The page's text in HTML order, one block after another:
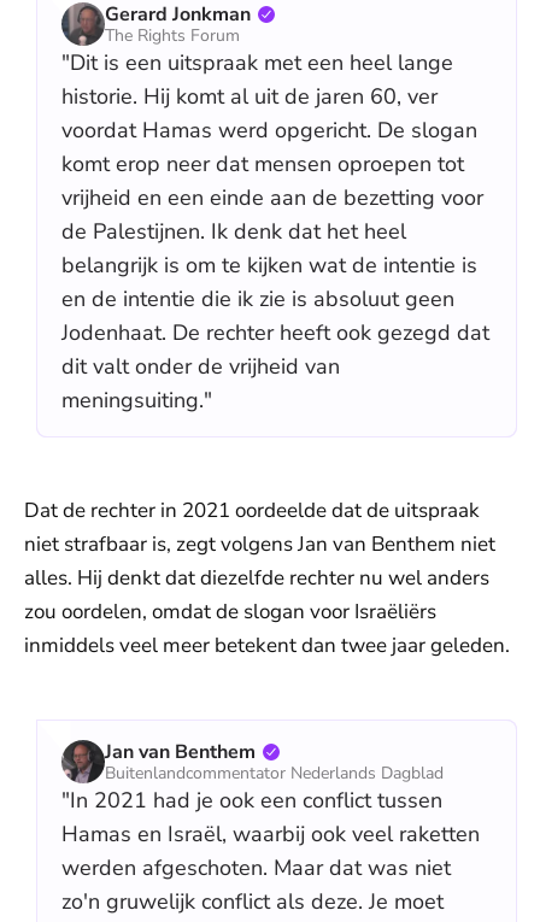
Gerard Jonkman
The Rights Forum
"Dit is een uitspraak met een heel lange
historie. Hij komt al uit de jaren 60, ver
voordat Hamas werd opgericht. De slogan
komt erop neer dat mensen oproepen tot
vrijheid en een einde aan de bezetting voor
de Palestijnen. Ik denk dat het heel
belangrijk is om te kijken wat de intentie is
en de intentie die ik zie is absoluut geen
Jodenhaat. De rechter heeft ook gezegd dat
dit valt onder de vrijheid van
meningsuiting."
Dat de rechter in 2021 oordeelde dat de uitspraak
niet strafbaar is, zegt volgens Jan van Benthem niet
alles. Hij denkt dat diezelfde rechter nu wel anders
zou oordelen, omdat de slogan voor Israëliërs
inmiddels veel meer betekent dan twee jaar geleden.
Jan van Benthem
Buitenlandcommentator Nederlands Dagblad
"In 2021 had je ook een conflict tussen
Hamas en Israël, waarbij ook veel raketten
werden afgeschoten. Maar dat was niet
zo'n gruwelijk conflict als deze. Je moet